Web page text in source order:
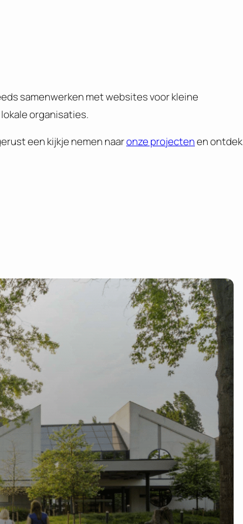
samenwerken met websites voor kleine
organisaties.
een kijkje nemen naaronze projectenen ontdek